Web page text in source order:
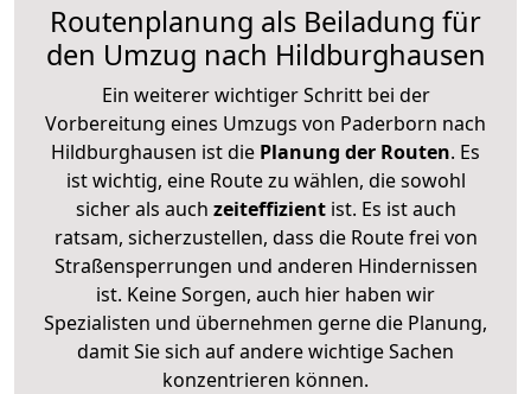
Routenplanung als Beiladung für
den Umzug nach Hildburghausen
Ein weiterer wichtiger Schritt bei der
Vorbereitung eines Umzugs von Paderborn nach
Hildburghausen ist die Planung der Routen. Es
ist wichtig, eine Route zu wählen, die sowohl
sicher als auch zeiteffizientist. Es ist auch
ratsam, sicherzustellen, dass die Route frei von
Straßensperrungen und anderen Hindernissen
ist. Keine Sorgen, auch hier haben wir
Spezialisten und übernehmen gerne die Planung,
damit Sie sich auf andere wichtige Sachen
konzentrieren können.